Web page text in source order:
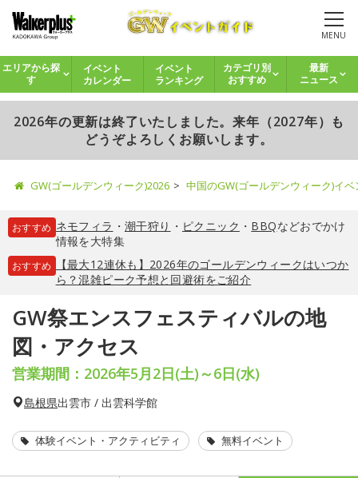
MENU
エリアから探
す
イベント
カレンダー
イベント
ランキング
カテゴリ別
おすすめ
最新
ニュース
2026年の更新は終了いたしました。来年（2027年）も
どうぞよろしくお願いします。
GW(ゴールデンウィーク)2026 中国のGW(ゴールデンウィーク)イ
おすすめ ネモフィラ ・ 潮干狩り ・ ピクニック ・ BBQなどおでかけ
情報を大特集
おすすめ
【最大12連休も】2026年のゴールデンウィークはいつか
ら？混雑ピーク予想と回避術をご紹介
GW祭エンスフェスティバルの地
図・アクセス
営業期間：2026年5月2日(土)～6日(水)
島根県出雲市 / 出雲科学館
体験イベント・アクティビティ 無料イベント